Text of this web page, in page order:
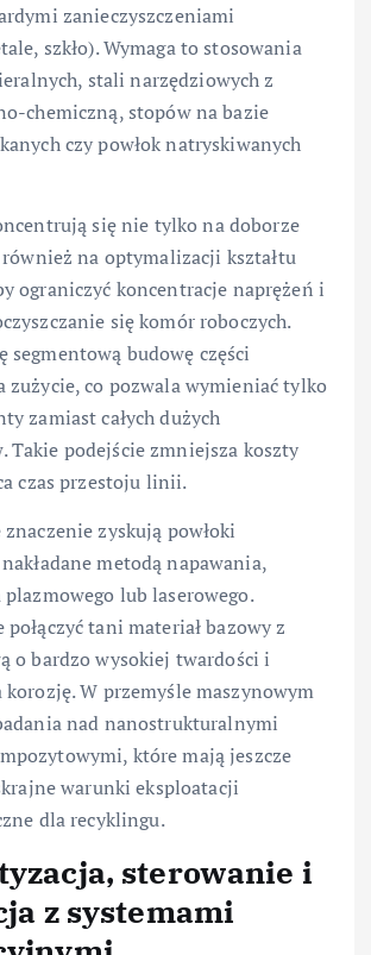
zanieczyszczeniami
szkło). Wymaga to stosowania
stali narzędziowych z
chemiczną, stopów na bazie
czy powłok natryskiwanych
się nie tylko na doborze
również na optymalizacji kształtu
ograniczyć koncentracje naprężeń i
się komór roboczych.
segmentową budowę części
zużycie, co pozwala wymieniać tylko
zamiast całych dużych
Takie podejście zmniejsza koszty
czas przestoju linii.
znaczenie zyskują powłoki
metodą napawania,
lub laserowego.
tani materiał bazowy z
o bardzo wysokiej twardości i
W przemyśle maszynowym
nad nanostrukturalnymi
które mają jeszcze
warunki eksploatacji
dla recyklingu.
sterowanie i
z systemami